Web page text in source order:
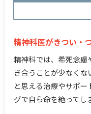
精神科医がきつい・
精神科では、希死念慮
き合うことが少なく
と思える治療やサポ
グで自ら命を絶ってし